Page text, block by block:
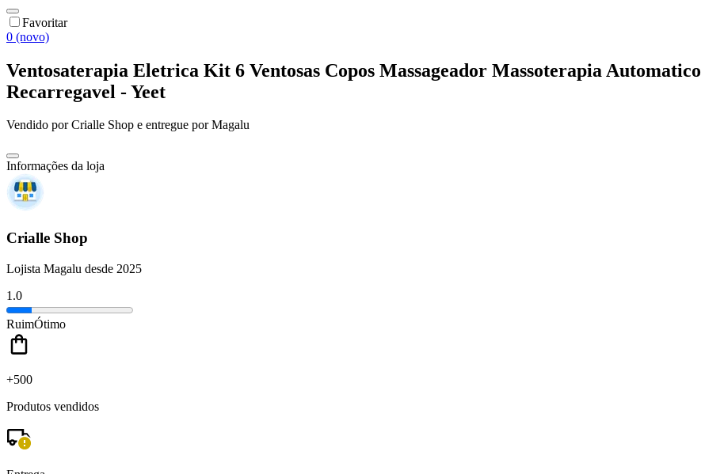
Favoritar
0 (novo)
Ventosaterapia Eletrica Kit 6 Ventosas Copos Massageador Massoterapia Automatico
Recarregavel - Yeet
Vendido porCrialle Shop e entregue por Magalu
Informações da loja
Crialle Shop
Lojista Magalu desde 2025
1.0
RuimÓtimo
+500
Produtos vendidos